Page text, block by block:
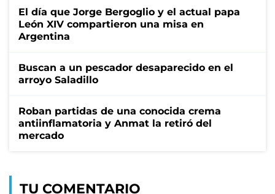
El día que Jorge Bergoglio y el actual papa
León XIV compartieron una misa en
Argentina
Buscan a un pescador desaparecido en el
arroyo Saladillo
Roban partidas de una conocida crema
antiinflamatoria y Anmat la retiró del
mercado
TU COMENTARIO